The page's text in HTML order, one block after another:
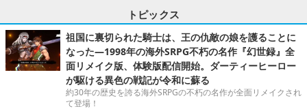
トピックス
祖国に裏切られた騎士は、王の仇敵の娘を護ることに
なった―1998年の海外SRPG不朽の名作『幻世録』全
面リメイク版、体験版配信開始。ダーティーヒーロー
が駆ける異色の戦記が令和に蘇る
約30年の歴史を誇る海外SRPGの不朽の名作が全面リメイクされ
て登場！